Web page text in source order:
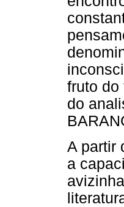
fruto do
do
A partir
a